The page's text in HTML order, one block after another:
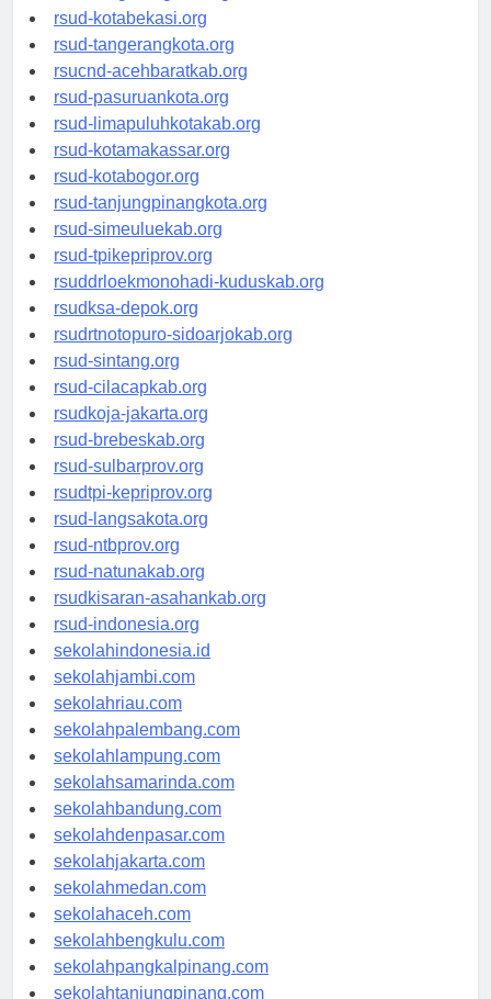
rsud-tangerangkab.org
rsud-kotabekasi.org
rsud-tangerangkota.org
rsucnd-acehbaratkab.org
rsud-pasuruankota.org
rsud-limapuluhkotakab.org
rsud-kotamakassar.org
rsud-kotabogor.org
rsud-tanjungpinangkota.org
rsud-simeuluekab.org
rsud-tpikepriprov.org
rsuddrloekmonohadi-kuduskab.org
rsudksa-depok.org
rsudrtnotopuro-sidoarjokab.org
rsud-sintang.org
rsud-cilacapkab.org
rsudkoja-jakarta.org
rsud-brebeskab.org
rsud-sulbarprov.org
rsudtpi-kepriprov.org
rsud-langsakota.org
rsud-ntbprov.org
rsud-natunakab.org
rsudkisaran-asahankab.org
rsud-indonesia.org
sekolahindonesia.id
sekolahjambi.com
sekolahriau.com
sekolahpalembang.com
sekolahlampung.com
sekolahsamarinda.com
sekolahbandung.com
sekolahdenpasar.com
sekolahjakarta.com
sekolahmedan.com
sekolahaceh.com
sekolahbengkulu.com
sekolahpangkalpinang.com